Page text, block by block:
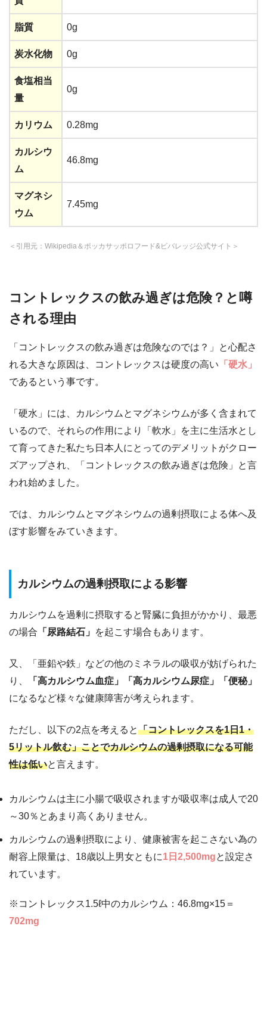
脂質 0g
炭水化物 0g
食塩相当
量
0g
カリウム 0.28mg
カルシウ
ム
46.8mg
マグネシ
ウム
7.45mg
＜引用元：Wikipedia＆ポッカサッポロフード&ビバレッジ公式サイト＞
コントレックスの飲み過ぎは危険？と噂
される理由
「コントレックスの飲み過ぎは危険なのでは？」と心配さ
れる大きな原因は、コントレックスは硬度の高い 「硬水」
であるという事です。
「硬水」には、カルシウムとマグネシウムが多く含まれて
いるので、それらの作用により「軟水」を主に生活水とし
て育ってきた私たち日本人にとってのデメリットがクロー
ズアップされ、「コントレックスの飲み過ぎは危険」と言
われ始めました。
では、カルシウムとマグネシウムの過剰摂取による体へ及
ぼす影響をみていきます。
カルシウムの過剰摂取による影響
カルシウムを過剰に摂取すると腎臓に負担がかかり、最悪
の場合 「尿路結石」 を起こす場合もあります。
又、「亜鉛や鉄」などの他のミネラルの吸収が妨げられた
り、
「高カルシウム血症」「高カルシウム尿症」「便秘」
になるなど様々な健康障害が考えられます。
ただし、以下の2点を考えると「コントレックスを1日1・
5リットル飲む」ことでカルシウムの過剰摂取になる可能
性は低いと言えます。
カルシウムは主に小腸で吸収されますが吸収率は成人で20
～30％とあまり高くありません。
カルシウムの過剰摂取により、健康被害を起こさない為の
耐容上限量は、18歳以上男女ともに1日2,500mgと設定さ
れています。
※コントレックス1.5ℓ中のカルシウム：46.8mg×15＝
702mg